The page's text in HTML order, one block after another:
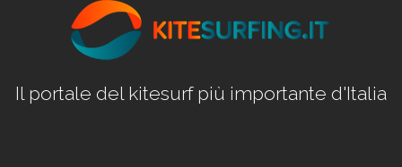
Il portale del kitesurf più importante d'Italia